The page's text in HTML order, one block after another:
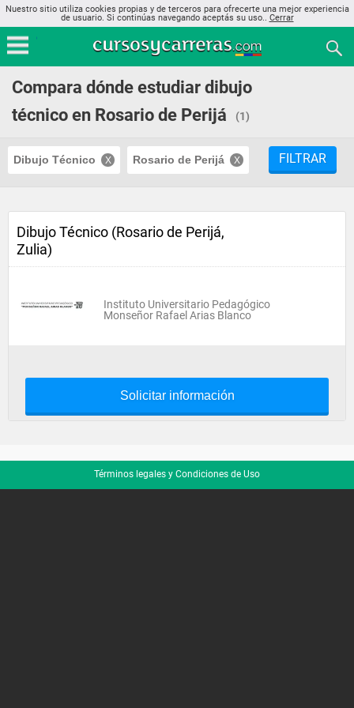
Nuestro sitio utiliza cookies propias y de terceros para ofrecerte una mejor experiencia
de usuario. Si continúas navegando aceptás su uso.. Cerrar
Compara dónde estudiar dibujo
técnico en Rosario de Perijá
(1)
Dibujo Técnico Rosario de Perijá FILTRAR
Dibujo Técnico (Rosario de Perijá,
Zulia)
Instituto Universitario Pedagógico
Monseñor Rafael Arias Blanco
Solicitar información
Términos legales y Condiciones de Uso